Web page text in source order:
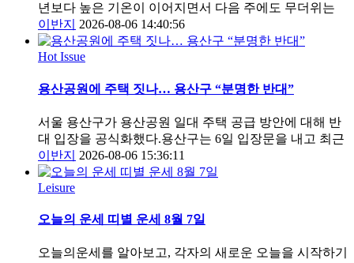
년보다 높은 기온이 이어지면서 다음 주에도 무더위는
이반지
2026-08-06 14:40:56
Hot Issue
용산공원에 주택 짓나… 용산구 “분명한 반대”
서울 용산구가 용산공원 일대 주택 공급 방안에 대해 반
대 입장을 공식화했다.용산구는 6일 입장문을 내고 최근
이반지
2026-08-06 15:36:11
Leisure
오늘의 운세 띠별 운세 8월 7일
오늘의운세를 알아보고, 각자의 새로운 오늘을 시작하기